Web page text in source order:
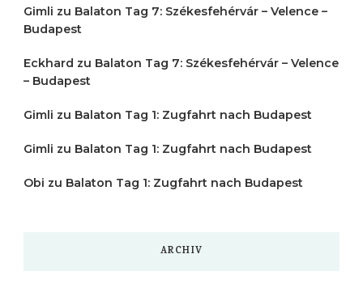
Gimli zu Balaton Tag 7: Székesfehérvár – Velence –
Budapest
Eckhard zu Balaton Tag 7: Székesfehérvár – Velence
– Budapest
Gimli zu Balaton Tag 1: Zugfahrt nach Budapest
Gimli zu Balaton Tag 1: Zugfahrt nach Budapest
Obi zu Balaton Tag 1: Zugfahrt nach Budapest
ARCHIV